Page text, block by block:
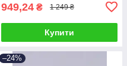
949,24 ₴ 1 249 ₴
Купити
–24%